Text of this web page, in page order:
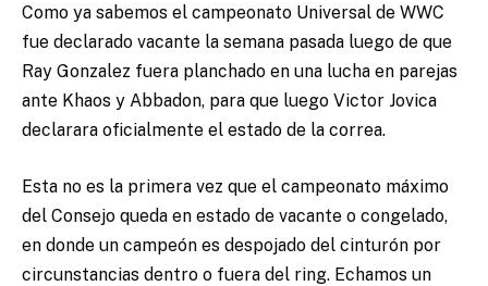
Como ya sabemos el campeonato Universal de WWC
fue declarado vacante la semana pasada luego de que
Ray Gonzalez fuera planchado en una lucha en parejas
ante Khaos y Abbadon, para que luego Victor Jovica
declarara oficialmente el estado de la correa.
Esta no es la primera vez que el campeonato máximo
del Consejo queda en estado de vacante o congelado,
en donde un campeón es despojado del cinturón por
circunstancias dentro o fuera del ring. Echamos un